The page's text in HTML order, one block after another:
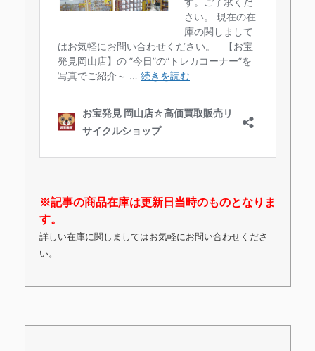
※記事の商品在庫は更新日当時のものとなりま
す。
詳しい在庫に関しましてはお気軽にお問い合わせくださ
い。